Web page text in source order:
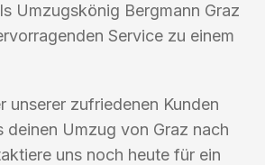
Umzugskönig Bergmann Graz
Service zu einem
unserer zufriedenen Kunden
deinen Umzug von Graz nach
uns noch heute für ein